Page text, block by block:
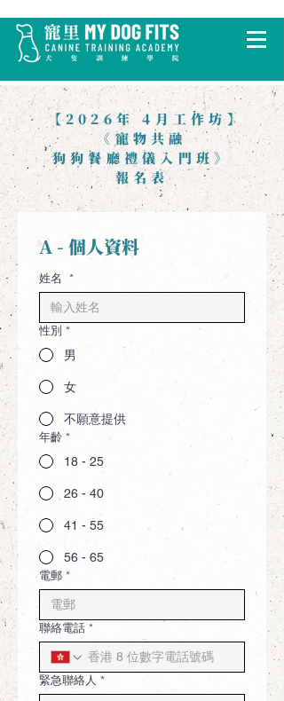
​ 【2026年 4月工作坊】
《寵物共融
狗狗餐廳禮儀入門班》
報名表
A - 個人資料
姓名 *
性別 *
男
女
不願意提供
年齡 *
18 - 25
26 - 40
41 - 55
56 - 65
電郵 *
聯絡電話 *
緊急聯絡人 *